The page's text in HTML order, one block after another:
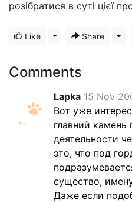
розібратися в суті цієї
Like Toggle Dropdown
Share
Comments
Lapka 15 Nov
Вот уже
главний камень
деятельности
это, что под
существо,
Даже если